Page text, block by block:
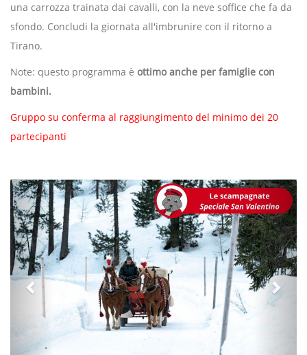
una carrozza trainata dai cavalli, con la neve soffice che fa da
sfondo. Concludi la giornata all'imbrunire con il ritorno a
Tirano.
Note: questo programma è ottimo anche per famiglie con
bambini.
Gruppo su conferma al raggiungimento del minimo dei 20
partecipanti